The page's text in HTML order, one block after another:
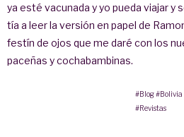
ya esté vacunada y yo pueda viajar y
tía a leer la versión en papel de
festín de ojos que me daré con los
paceñas y cochabambinas.
#Blog #Bolivia
#Revistas